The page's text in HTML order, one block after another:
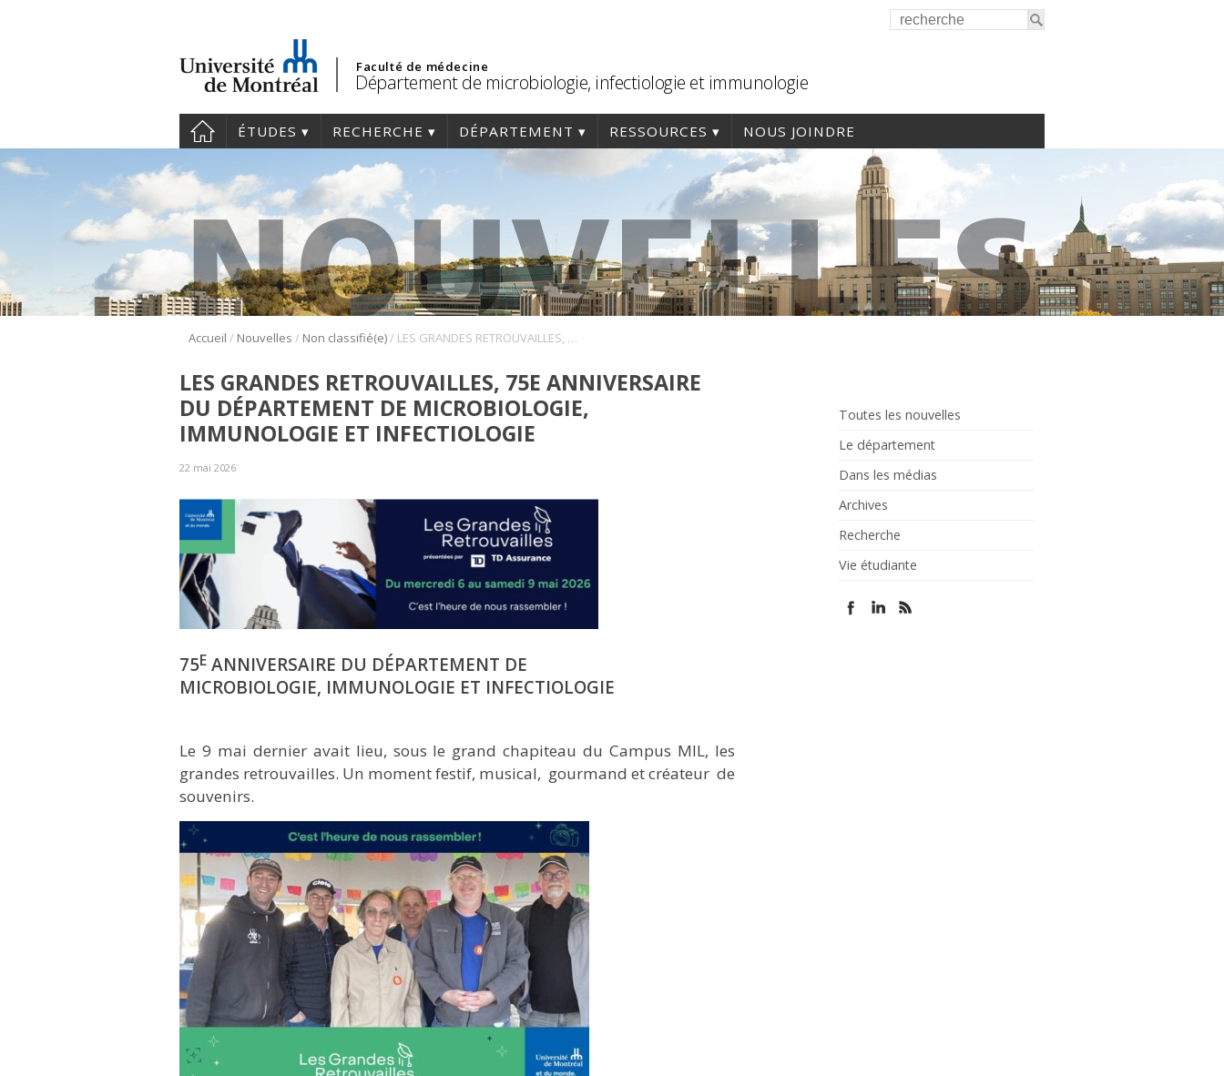
Faculté de médecine
Département de microbiologie, infectiologie et immunologie
ÉTUDES RECHERCHE DÉPARTEMENT RESSOURCES NOUS JOINDRE
Accueil / Nouvelles / Non classifié(e)/ LES GRANDES RETROUVAILLES, 75E ANNIVERSAIRE DU DÉPARTEMENT DE MICROBIOLOGIE, IMMUNOLOGIE ET INFECTIOLOGIE
Toutes les nouvelles
Le département
Dans les médias
Archives
Recherche
Vie étudiante
LES GRANDES RETROUVAILLES, 75E ANNIVERSAIRE
DU DÉPARTEMENT DE MICROBIOLOGIE,
IMMUNOLOGIE ET INFECTIOLOGIE
22 mai 2026
75E ANNIVERSAIRE DU DÉPARTEMENT DE
MICROBIOLOGIE, IMMUNOLOGIE ET INFECTIOLOGIE
Le 9 mai dernier avait lieu, sous le grand chapiteau du Campus MIL, les
grandes retrouvailles. Un moment festif, musical, gourmand et créateur de
souvenirs.